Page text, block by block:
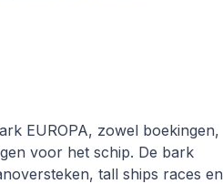
EUROPA, zowel boekingen,
voor het schip. De bark
tall ships races en